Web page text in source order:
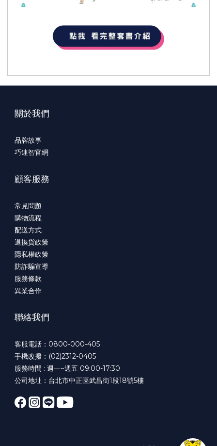
關於我們
品牌故事
巧連智官網
顧客服務
常見問題
購物流程
配送方式
退換貨政策
隱私權政策
防詐騙宣導
服務條款
異業合作
聯絡我們
客服電話：0800-000-405
手機改撥：(02)2312-0405
服務時間 : 週一~週五 09:00-17:30
公司地址：台北市中正區武昌街1段18號5樓